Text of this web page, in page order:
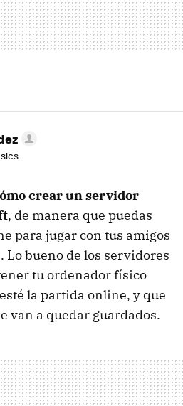
crear un servidor
, de manera que puedas
para jugar con tus amigos
Lo bueno de los servidores
tu ordenador físico
la partida online, y que
van a quedar guardados.